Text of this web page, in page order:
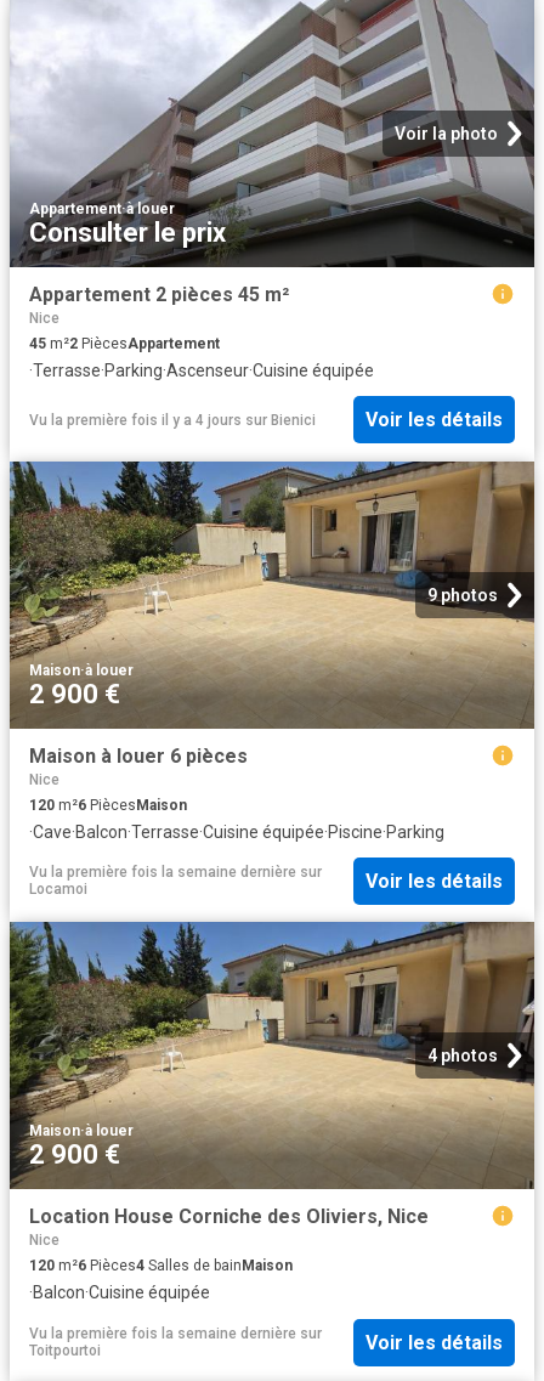
Voir la photo
Appartement·à louer
Consulter le prix
Appartement 2 pièces 45 m²
Nice
45 m²2 PiècesAppartement
·Terrasse·Parking·Ascenseur·Cuisine équipée
Vu la première fois il y a 4 jours sur Bienici Voir les détails
9 photos
Maison·à louer
2 900 €
Maison à louer 6 pièces
Nice
120 m²6 PiècesMaison
·Cave·Balcon·Terrasse·Cuisine équipée·Piscine·Parking
Vu la première fois la semaine dernière sur
Locamoi
Voir les détails
4 photos
Maison·à louer
2 900 €
Location House Corniche des Oliviers, Nice
Nice
120 m²6 Pièces4 Salles de bain Maison
·Balcon·Cuisine équipée
Vu la première fois la semaine dernière sur
Toitpourtoi
Voir les détails